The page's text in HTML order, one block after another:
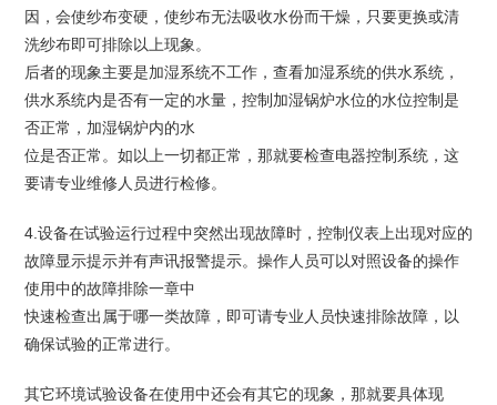
因，会使纱布变硬，使纱布无法吸收水份而干燥，只要更换或清
洗纱布即可排除以上现象。
后者的现象主要是加湿系统不工作，查看加湿系统的供水系统，
供水系统内是否有一定的水量，控制加湿锅炉水位的水位控制是
否正常，加湿锅炉内的水
位是否正常。如以上一切都正常，那就要检查电器控制系统，这
要请专业维修人员进行检修。
4.设备在试验运行过程中突然出现故障时，控制仪表上出现对应的
故障显示提示并有声讯报警提示。操作人员可以对照设备的操作
使用中的故障排除一章中
快速检查出属于哪一类故障，即可请专业人员快速排除故障，以
确保试验的正常进行。
其它环境试验设备在使用中还会有其它的现象，那就要具体现